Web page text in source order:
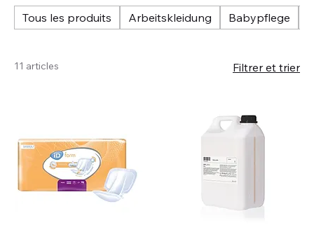
Tous les produits Arbeitskleidung Babypflege
11 articles Filtrer et trier